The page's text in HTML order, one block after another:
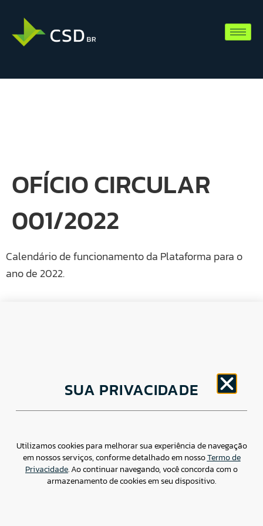
OFÍCIO CIRCULAR
001/2022
Calendário de funcionamento da Plataforma para o
ano de 2022.
Av. Brigadeiro Faria Lima, 1779 – 5oAndar Jardim
Paulistano, São Paulo/ SP – CEP: 01452-914
Assessoria de imprensa: imprensa@csdbr.com
SUA PRIVACIDADE
Utilizamos cookies para melhorar sua experiência de navegação
em nossos serviços, conforme detalhado em nossoTermo de
Privacidade. Ao continuar navegando, você concorda com o
armazenamento de cookies em seu dispositivo.